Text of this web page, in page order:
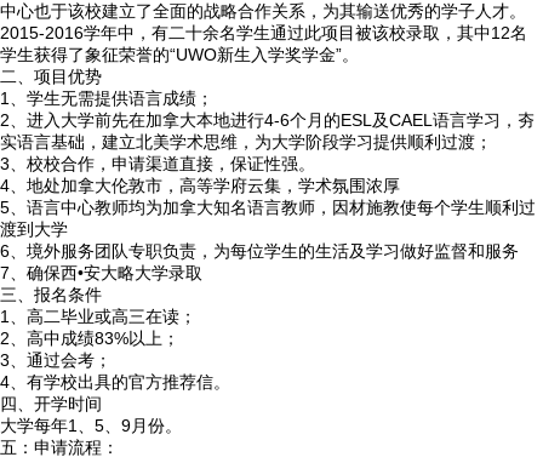
中心也于该校建立了全面的战略合作关系，为其输送优秀的学子人才。
2015-2016学年中，有二十余名学生通过此项目被该校录取，其中12名
学生获得了象征荣誉的“UWO新生入学奖学金”。
二、项目优势
1、学生无需提供语言成绩；
2、进入大学前先在加拿大本地进行4-6个月的ESL及CAEL语言学习，夯
实语言基础，建立北美学术思维，为大学阶段学习提供顺利过渡；
3、校校合作，申请渠道直接，保证性强。
4、地处加拿大伦敦市，高等学府云集，学术氛围浓厚
5、语言中心教师均为加拿大知名语言教师，因材施教使每个学生顺利过
渡到大学
6、境外服务团队专职负责，为每位学生的生活及学习做好监督和服务
7、确保西•安大略大学录取
三、报名条件
1、高二毕业或高三在读；
2、高中成绩83%以上；
3、通过会考；
4、有学校出具的官方推荐信。
四、开学时间
大学每年1、5、9月份。
五：申请流程：